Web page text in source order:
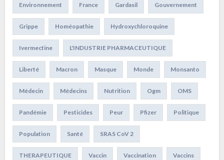
Environnement France Gardasil Gouvernement
Grippe Homéopathie Hydroxychloroquine
Ivermectine L'INDUSTRIE PHARMACEUTIQUE
Liberté Macron Masque Monde Monsanto
Médecin Médecins Nutrition Ogm OMS
Pandémie Pesticides Peur Pfizer Politique
Population Santé SRAS CoV 2
THERAPEUTIQUE Vaccin Vaccination Vaccins